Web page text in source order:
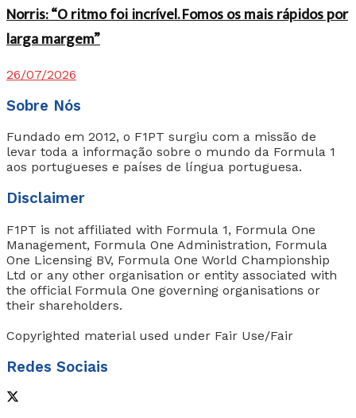
Norris: “O ritmo foi incrível. Fomos os mais rápidos por
larga margem”
26/07/2026
Sobre Nós
Fundado em 2012, o F1PT surgiu com a missão de
levar toda a informação sobre o mundo da Formula 1
aos portugueses e países de língua portuguesa.
Disclaimer
F1PT is not affiliated with Formula 1, Formula One
Management, Formula One Administration, Formula
One Licensing BV, Formula One World Championship
Ltd or any other organisation or entity associated with
the official Formula One governing organisations or
their shareholders.
Copyrighted material used under Fair Use/Fair
Redes Sociais